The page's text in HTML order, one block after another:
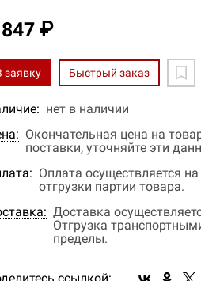
₽
заявку Быстрый заказ
нет в наличии
Окончательная цена на
поставки, уточняйте эти
Оплата осуществляется
отгрузки партии товара.
Доставка
Отгрузка
пределы.